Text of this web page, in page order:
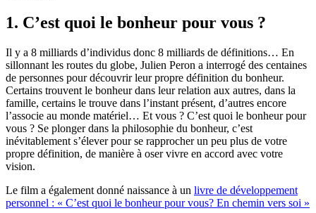
1. C’est quoi le bonheur pour vous ?
Il y a 8 milliards d’individus donc 8 milliards de définitions… En
sillonnant les routes du globe, Julien Peron a interrogé des centaines
de personnes pour découvrir leur propre définition du bonheur.
Certains trouvent le bonheur dans leur relation aux autres, dans la
famille, certains le trouve dans l’instant présent, d’autres encore
l’associe au monde matériel… Et vous ? C’est quoi le bonheur pour
vous ? Se plonger dans la philosophie du bonheur, c’est
inévitablement s’élever pour se rapprocher un peu plus de votre
propre définition, de manière à oser vivre en accord avec votre
vision.
Le film a également donné naissance à un livre de développement
personnel : « C’est quoi le bonheur pour vous? En chemin vers soi »